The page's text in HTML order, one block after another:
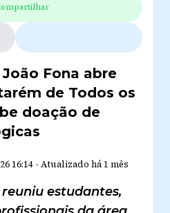
Fona abre
de Todos os
doação de
16:14 - Atualizado há 1 mês
estudantes,